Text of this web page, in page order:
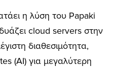
η λύση του Papaki
cloud servers στην
διαθεσιμότητα,
(AI) για μεγαλύτερη